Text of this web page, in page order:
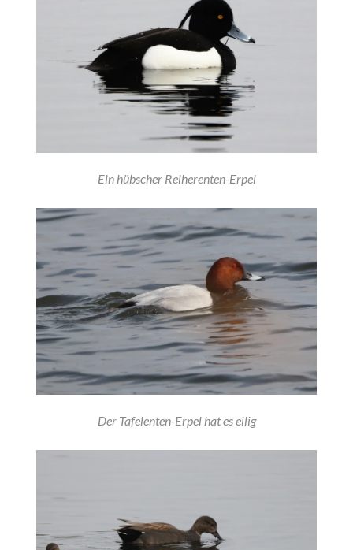
Ein hübscher Reiherenten-Erpel
Der Tafelenten-Erpel hat es eilig